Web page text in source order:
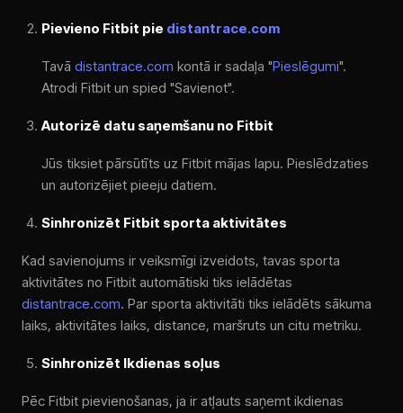
Pievieno Fitbit pie distantrace.com
Tavā distantrace.com kontā ir sadaļa "Pieslēgumi".
Atrodi Fitbit un spied "Savienot".
Autorizē datu saņemšanu no Fitbit
Jūs tiksiet pārsūtīts uz Fitbit mājas lapu. Pieslēdzaties
un autorizējiet pieeju datiem.
Sinhronizēt Fitbit sporta aktivitātes
Kad savienojums ir veiksmīgi izveidots, tavas sporta
aktivitātes no Fitbit automātiski tiks ielādētas
distantrace.com. Par sporta aktivitāti tiks ielādēts sākuma
laiks, aktivitātes laiks, distance, maršruts un citu metriku.
Sinhronizēt Ikdienas soļus
Pēc Fitbit pievienošanas, ja ir atļauts saņemt ikdienas